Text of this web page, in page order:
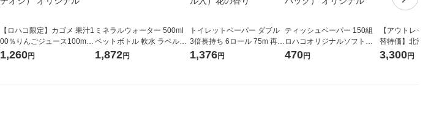
【ロハコ限定】カゴメ 果汁1
00％りんごジュース100ml 1
箱（18本入）オリジナル
1,260円
ミネラルウォーター 500ml
ペットボトル 軟水 ラベルレ
ス 1セット（48本）天然水
1,872円
トイレットペーパー ダブル
3倍長持ち 6ロール 75m 再生
紙配合 スコッティフラワー
1,376円
ティッシュペーパー 150組
ロハコオリジナルソフトパ
ックティッシュ フィオナ オ
470円
【アウトレッ
替特価】北海
か 無洗米 5kg
3,300円